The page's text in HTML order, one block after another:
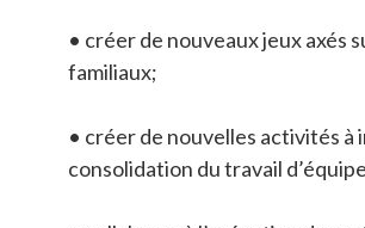
• créer de nouveaux jeux axés
familiaux;
• créer de nouvelles activités à
consolidation du travail